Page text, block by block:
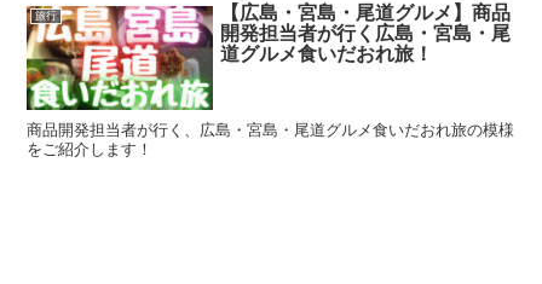
旅行
【広島・宮島・尾道グルメ】商品
開発担当者が行く広島・宮島・尾
道グルメ食いだおれ旅！
商品開発担当者が行く、広島・宮島・尾道グルメ食いだおれ旅の模様
をご紹介します！